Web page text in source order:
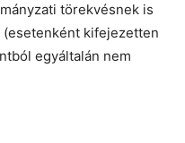
törekvésnek is
kifejezetten
egyáltalán nem